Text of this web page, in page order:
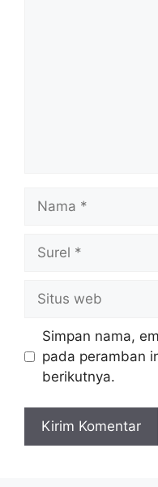
web
Simpan nama,
pada peramban
berikutnya.